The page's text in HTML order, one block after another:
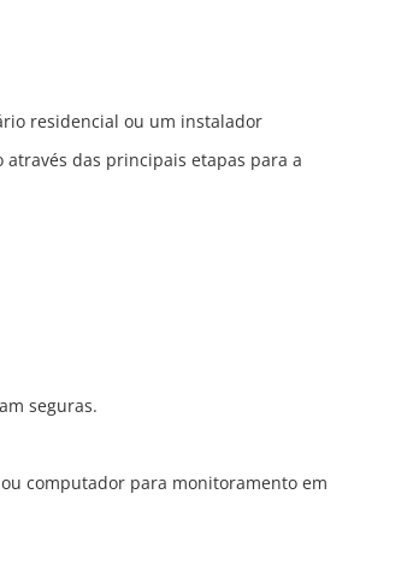
residencial ou um instalador
das principais etapas para a
seguras.
computador para monitoramento em